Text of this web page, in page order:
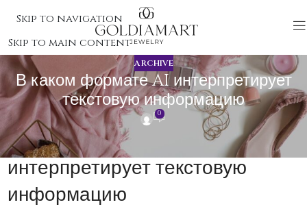
Skip to navigation
Skip to main content
ARCHIVE
В каком формате AI интерпретирует
текстовую информацию
0
В каком формате AI
интерпретирует текстовую
информацию